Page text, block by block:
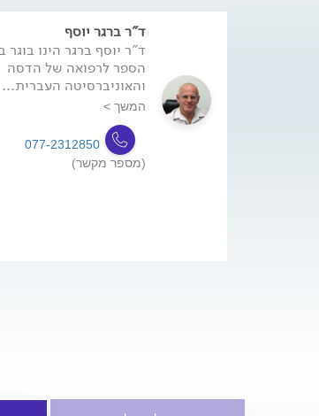
ד"ר ברגר יוסף
ד"ר יוסף ברגר הינו בוגר
הספר לרפואה של הדסה
והאוניברסיטה העברית...
המשך >
077-2312850
(מספר מקשר)